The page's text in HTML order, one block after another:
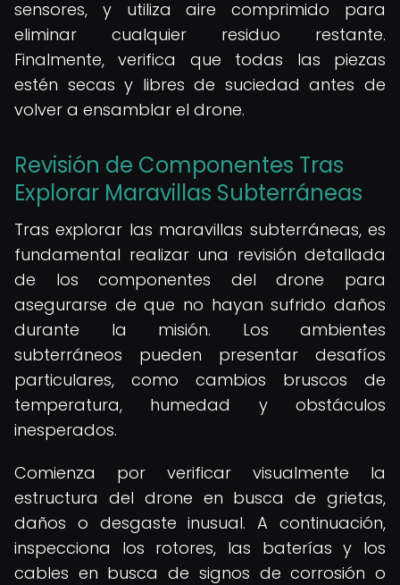
sensores, y utiliza aire comprimido para
eliminar cualquier residuo restante.
Finalmente, verifica que todas las piezas
estén secas y libres de suciedad antes de
volver a ensamblar el drone.
Revisión de Componentes Tras
Explorar Maravillas Subterráneas
Tras explorar las maravillas subterráneas, es
fundamental realizar una revisión detallada
de los componentes del drone para
asegurarse de que no hayan sufrido daños
durante la misión. Los ambientes
subterráneos pueden presentar desafíos
particulares, como cambios bruscos de
temperatura, humedad y obstáculos
inesperados.
Comienza por verificar visualmente la
estructura del drone en busca de grietas,
daños o desgaste inusual. A continuación,
inspecciona los rotores, las baterías y los
cables en busca de signos de corrosión o